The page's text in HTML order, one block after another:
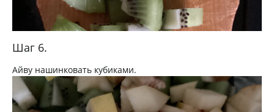
Шаг 6.
Айву нашинковать кубиками.